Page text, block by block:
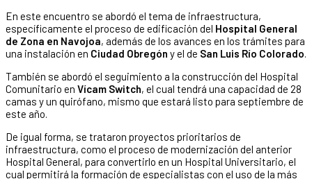
En este encuentro se abordó el tema de infraestructura,
específicamente el proceso de edificación del Hospital General
de Zona en Navojoa, además de los avances en los trámites para
una instalación en Ciudad Obregón y el de San Luis Río Colorado.
También se abordó el seguimiento a la construcción del Hospital
Comunitario en Vícam Switch, el cual tendrá una capacidad de 28
camas y un quirófano, mismo que estará listo para septiembre de
este año.
De igual forma, se trataron proyectos prioritarios de
infraestructura, como el proceso de modernización del anterior
Hospital General, para convertirlo en un Hospital Universitario, el
cual permitirá la formación de especialistas con el uso de la más